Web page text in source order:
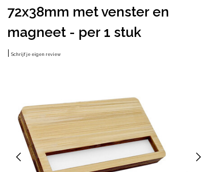
72x38mm met venster en
magneet - per 1 stuk
Schrijf je eigen review